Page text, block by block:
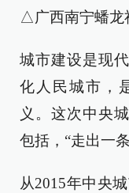
△广西南宁蟠龙
城市建设是现
化人民城市，
义。这次中央
包括，“走出一
从2015年中央